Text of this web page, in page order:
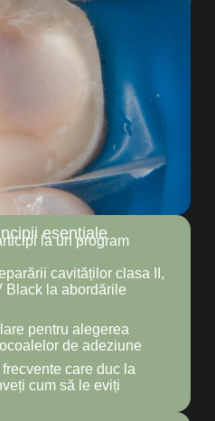
esențiale
la un program
cavităților clasa II,
Black la abordările
pentru alegerea
de adeziune
care duc la
cum să le eviți